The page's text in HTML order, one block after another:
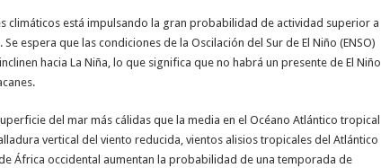
climáticos está impulsando la gran probabilidad de actividad superior a
espera que las condiciones de la Oscilación del Sur de El Niño (ENSO)
hacia La Niña, lo que significa que no habrá un presente de El Niño
del mar más cálidas que la media en el Océano ­Atlántico tropical
vertical del viento reducida, vientos alisios tropicales del ­Atlántico
África occidental aumentan la probabilidad de una temporada de